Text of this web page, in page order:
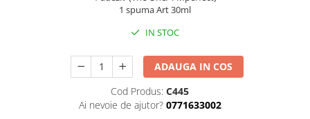
1 spuma Art 30ml
IN STOC
ADAUGA IN COS
Cod Produs: C445
Ai nevoie de ajutor? 0771633002